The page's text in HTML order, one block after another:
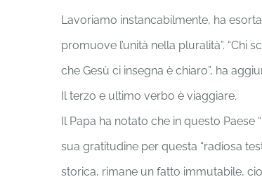
Lavoriamo instancabilmente, ha
promuove l’unità nella pluralità”. “Chi
che Gesù ci insegna è chiaro”, ha
Il terzo e ultimo verbo è viaggiare.
Il Papa ha notato che in questo
sua gratitudine per questa “radiosa
storica, rimane un fatto immutabile,